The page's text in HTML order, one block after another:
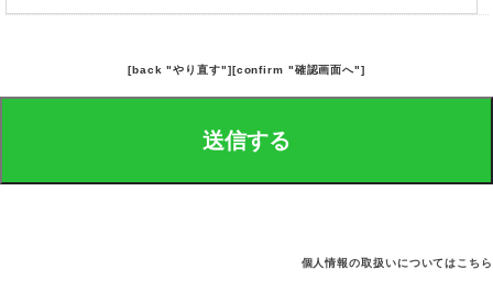
[back "やり直す"][confirm "確認画面へ"]
個人情報の取扱いについてはこちら